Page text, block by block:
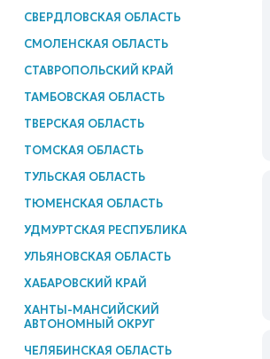
СВЕРДЛОВСКАЯ ОБЛАСТЬ
СМОЛЕНСКАЯ ОБЛАСТЬ
СТАВРОПОЛЬСКИЙ КРАЙ
ТАМБОВСКАЯ ОБЛАСТЬ
ТВЕРСКАЯ ОБЛАСТЬ
ТОМСКАЯ ОБЛАСТЬ
ТУЛЬСКАЯ ОБЛАСТЬ
ТЮМЕНСКАЯ ОБЛАСТЬ
УДМУРТСКАЯ РЕСПУБЛИКА
УЛЬЯНОВСКАЯ ОБЛАСТЬ
ХАБАРОВСКИЙ КРАЙ
ХАНТЫ-МАНСИЙСКИЙ
АВТОНОМНЫЙ ОКРУГ
ЧЕЛЯБИНСКАЯ ОБЛАСТЬ